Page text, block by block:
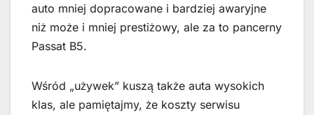
auto mniej dopracowane i bardziej awaryjne
niż może i mniej prestiżowy, ale za to pancerny
Passat B5.
Wśród „używek” kuszą także auta wysokich
klas, ale pamiętajmy, że koszty serwisu